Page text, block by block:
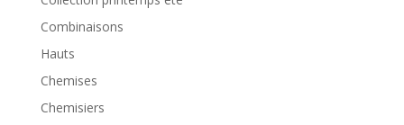
Combinaisons
Hauts
Chemises
Chemisiers